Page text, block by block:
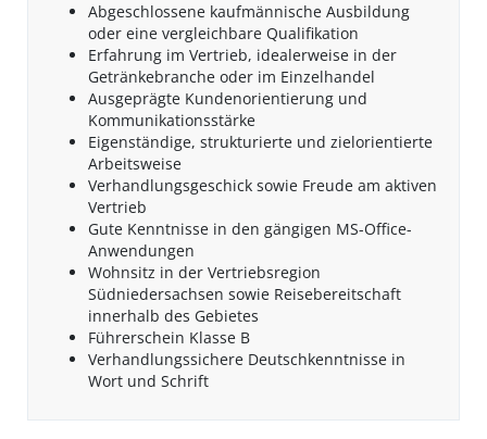
Abgeschlossene kaufmännische Ausbildung
oder eine vergleichbare Qualifikation
Erfahrung im Vertrieb, idealerweise in der
Getränkebranche oder im Einzelhandel
Ausgeprägte Kundenorientierung und
Kommunikationsstärke
Eigenständige, strukturierte und zielorientierte
Arbeitsweise
Verhandlungsgeschick sowie Freude am aktiven
Vertrieb
Gute Kenntnisse in den gängigen MS-Office-
Anwendungen
Wohnsitz in der Vertriebsregion
Südniedersachsen sowie Reisebereitschaft
innerhalb des Gebietes
Führerschein Klasse B
Verhandlungssichere Deutschkenntnisse in
Wort und Schrift